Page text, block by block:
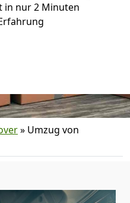
in nur 2 Minuten
» Umzug von